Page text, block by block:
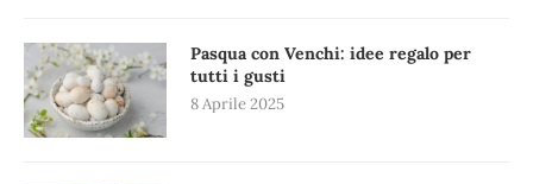
Pasqua con Venchi: idee regalo per
tutti i gusti
8 Aprile 2025